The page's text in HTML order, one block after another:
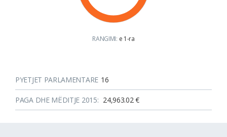
RANGIMI: e 1-ra
PYETJET PARLAMENTARE 16
PAGA DHE MËDITJE 2015: 24,963.02 €